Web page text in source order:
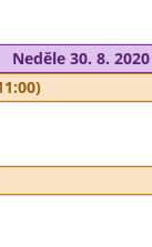
Neděle 30. 8. 2020